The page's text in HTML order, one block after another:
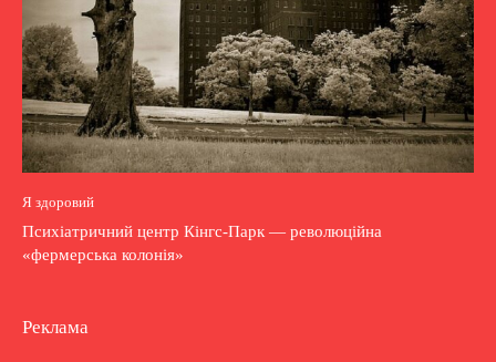
Я здоровий
Психіатричний центр Кінгс-Парк — революційна
«фермерська колонія»
Реклама